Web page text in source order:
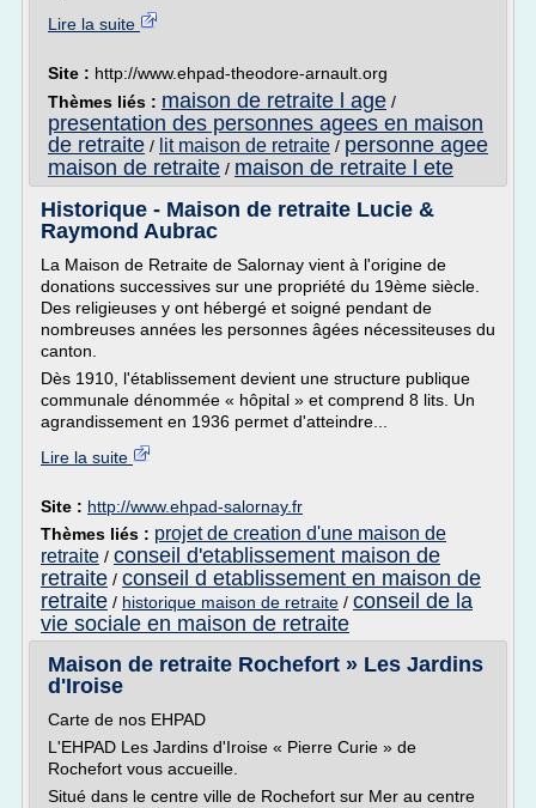
Lire la suite
Site : http://www.ehpad-theodore-arnault.org
Thèmes liés : maison de retraite l age /
presentation des personnes agees en maison
de retraite / lit maison de retraite / personne agee
maison de retraite / maison de retraite l ete
Historique - Maison de retraite Lucie &
Raymond Aubrac
La Maison de Retraite de Salornay vient à l'origine de
donations successives sur une propriété du 19ème siècle.
Des religieuses y ont hébergé et soigné pendant de
nombreuses années les personnes âgées nécessiteuses du
canton.
Dès 1910, l'établissement devient une structure publique
communale dénommée « hôpital » et comprend 8 lits. Un
agrandissement en 1936 permet d'atteindre...
Lire la suite
Site : http://www.ehpad-salornay.fr
Thèmes liés : projet de creation d'une maison de
retraite / conseil d'etablissement maison de
retraite / conseil d etablissement en maison de
retraite / historique maison de retraite / conseil de la
vie sociale en maison de retraite
Maison de retraite Rochefort » Les Jardins
d'Iroise
Carte de nos EHPAD
L'EHPAD Les Jardins d'Iroise « Pierre Curie » de
Rochefort vous accueille.
Situé dans le centre ville de Rochefort sur Mer au centre